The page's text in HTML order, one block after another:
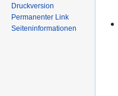
Druckversion
Permanenter Link
Seiten­informationen